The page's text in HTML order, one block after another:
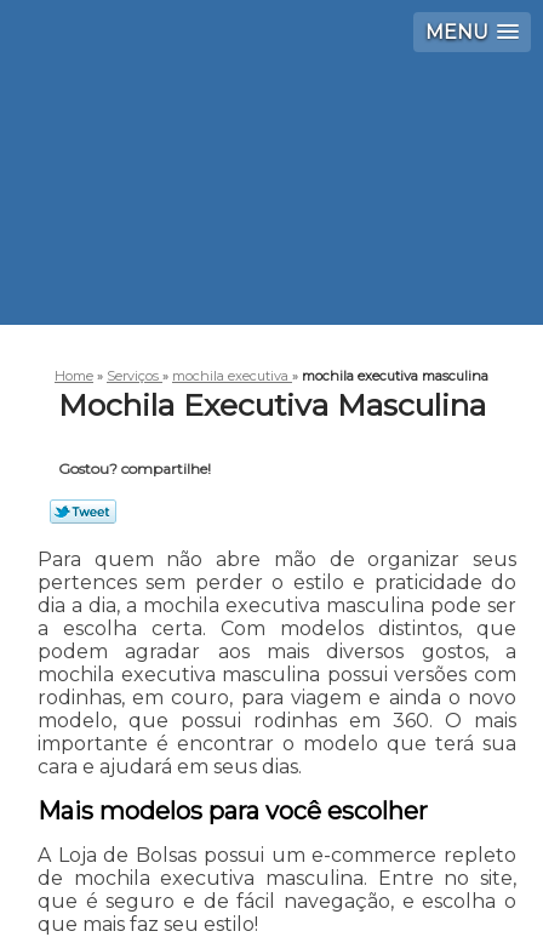
MENU
Home » Serviços » mochila executiva » mochila executiva masculina
Mochila Executiva Masculina
Gostou? compartilhe!
Para quem não abre mão de organizar seus
pertences sem perder o estilo e praticidade do
dia a dia, a mochila executiva masculina pode ser
a escolha certa. Com modelos distintos, que
podem agradar aos mais diversos gostos, a
mochila executiva masculina possui versões com
rodinhas, em couro, para viagem e ainda o novo
modelo, que possui rodinhas em 360. O mais
importante é encontrar o modelo que terá sua
cara e ajudará em seus dias.
Mais modelos para você escolher
A Loja de Bolsas possui um e-commerce repleto
de mochila executiva masculina. Entre no site,
que é seguro e de fácil navegação, e escolha o
que mais faz seu estilo!